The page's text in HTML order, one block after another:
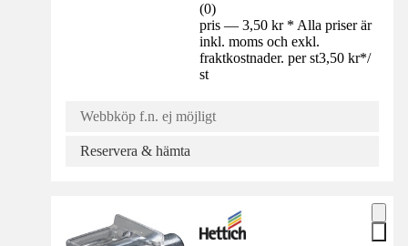
(0)
pris — 3,50 kr * Alla priser är
inkl. moms och exkl.
fraktkostnader. per st3,50 kr*/
st
Webbköp f.n. ej möjligt
Reservera & hämta